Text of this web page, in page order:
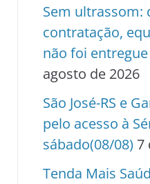
Sem ultrassom:
contratação,
não foi
agosto de 2026
São José-RS e
pelo acesso à
sábado(08/08) 7
Tenda Mais